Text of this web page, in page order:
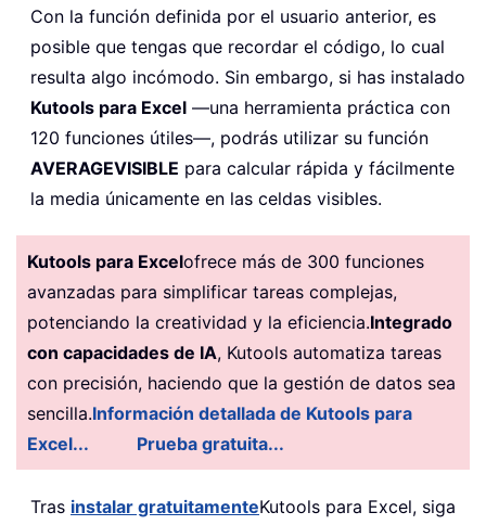
Con la función definida por el usuario anterior, es
posible que tengas que recordar el código, lo cual
resulta algo incómodo. Sin embargo, si has instalado
Kutools para Excel —una herramienta práctica con
120 funciones útiles—, podrás utilizar su función
AVERAGEVISIBLE para calcular rápida y fácilmente
la media únicamente en las celdas visibles.
Kutools para Excelofrece más de 300 funciones
avanzadas para simplificar tareas complejas,
potenciando la creatividad y la eficiencia.Integrado
con capacidades de IA, Kutools automatiza tareas
con precisión, haciendo que la gestión de datos sea
sencilla.Información detallada de Kutools para
Excel...
Prueba gratuita...
Tras instalar gratuitamenteKutools para Excel, siga